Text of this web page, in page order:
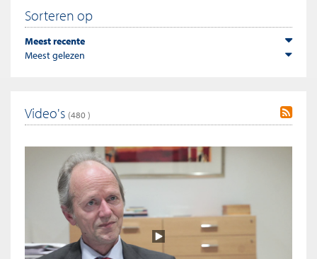
Sorteren op
Meest recente
Meest gelezen
Video's (480 )